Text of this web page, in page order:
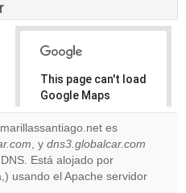
This page can't load
Google Maps
correctly.
Do you
own this
website?
es
, y dns3.globalcar.com
Está alojado por
usando el Apache servidor